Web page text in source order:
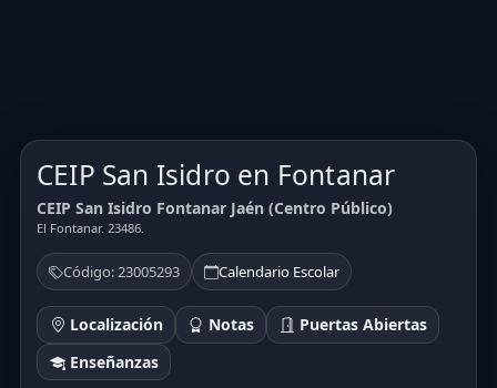
CEIP San Isidro en Fontanar
CEIP San Isidro Fontanar Jaén (Centro Público)
El Fontanar. 23486.
Código: 23005293 Calendario Escolar
Localización Notas
Puertas Abiertas
Enseñanzas